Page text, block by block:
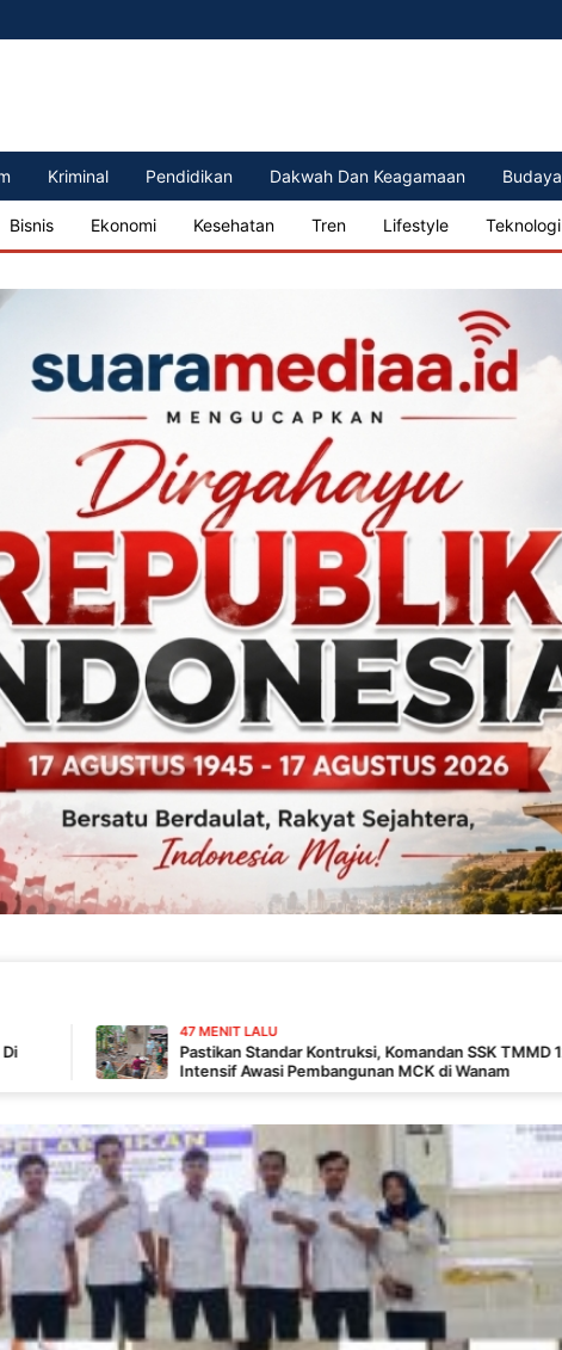
Kriminal Pendidikan Dakwah Dan Keagamaan Budaya
Bisnis Ekonomi Kesehatan Tren Lifestyle Teknologi
47 MENIT LALU
Pastikan Standar Kontruksi, Komandan SSK TMMD 129
Intensif Awasi Pembangunan MCK di Wanam